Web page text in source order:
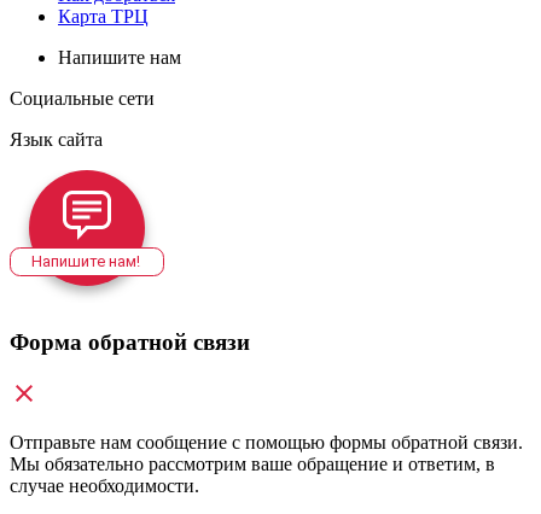
Карта ТРЦ
Напишите нам
Социальные сети
Язык сайта
Напишите нам!
Форма обратной связи
Отправьте нам сообщение с помощью формы обратной связи.
Мы обязательно рассмотрим ваше обращение и ответим, в
случае необходимости.